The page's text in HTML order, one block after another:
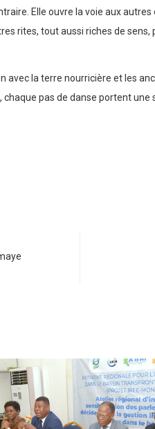
Elle ouvre la voie aux
rites, tout aussi riches de
la terre nourricière et les
pas de danse portent une